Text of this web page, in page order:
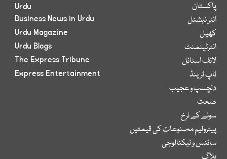
پاکستان
انٹر نیشنل
کھیل
انٹرٹینمنٹ
لائف اسٹائل
ٹاپ ٹرینڈ
دلچسپ و عجیب
صحت
سونے کے نرخ
پیٹرولیم مصنوعات کی قیمتیں
سائنس و ٹیکنالوجی
Urdu
Business News in Urdu
Urdu Magazine
Urdu Blogs
The Express Tribune
Express Entertainment